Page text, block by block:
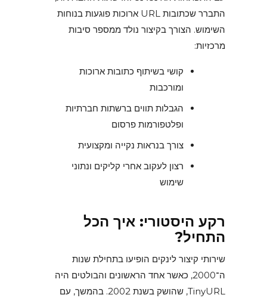
התברר שכתובות URL ארוכות פוגעות בנוחות
השימוש. הצורך בקיצור נולד ממספר סיבות
מרכזיות:
קושי בשיתוף כתובות ארוכות
ומורכבות
הגבלות תווים ברשתות חברתיות
ופלטפורמות פרסום
צורך בנראות נקייה ומקצועית
רצון לעקוב אחרי קליקים ונתוני
שימוש
רקע היסטורי: איך הכל
התחיל?
שירותי קיצור לינקים הופיעו בתחילת שנות
ה־2000, כאשר אחד הראשונים והבולטים היה
TinyURL, שהושק בשנת 2002. בהמשך, עם